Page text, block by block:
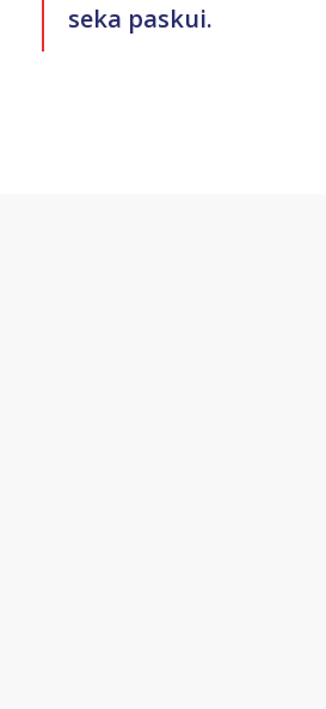
seka paskui.